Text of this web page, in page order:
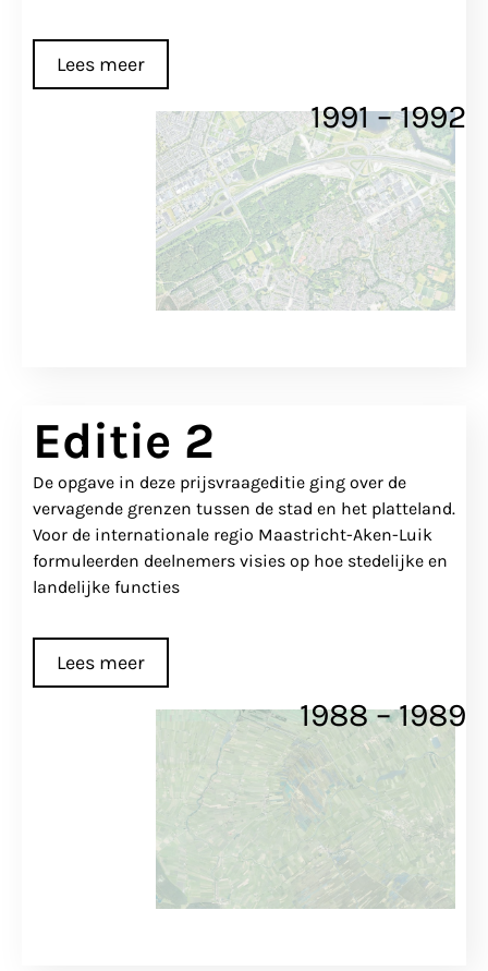
Lees meer
1991 – 1992
Editie 2
De opgave in deze prijsvraageditie ging over de
vervagende grenzen tussen de stad en het platteland.
Voor de internationale regio Maastricht-Aken-Luik
formuleerden deelnemers visies op hoe stedelijke en
landelijke functies
Lees meer
1988 – 1989